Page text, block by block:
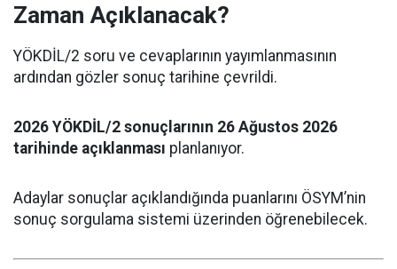
Zaman Açıklanacak?
YÖKDİL/2 soru ve cevaplarının yayımlanmasının
ardından gözler sonuç tarihine çevrildi.
2026 YÖKDİL/2 sonuçlarının 26 Ağustos 2026
tarihinde açıklanması planlanıyor.
Adaylar sonuçlar açıklandığında puanlarını ÖSYM’nin
sonuç sorgulama sistemi üzerinden öğrenebilecek.